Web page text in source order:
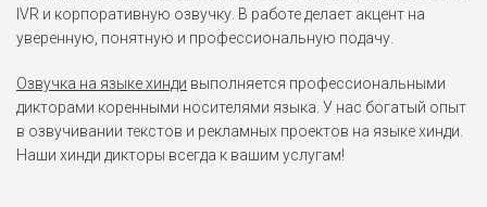
IVR и корпоративную озвучку. В работе делает акцент на
уверенную, понятную и профессиональную подачу.
Озвучка на языке хинди выполняется профессиональными
дикторами коренными носителями языка. У нас богатый опыт
в озвучивании текстов и рекламных проектов на языке хинди.
Наши хинди дикторы всегда к вашим услугам!